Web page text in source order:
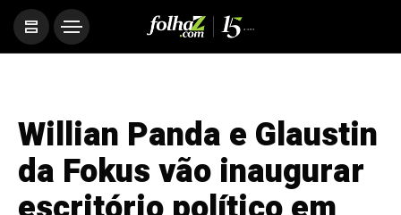
Willian Panda e Glaustin
da Fokus vão inaugurar